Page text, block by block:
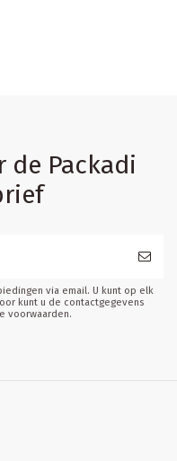
de Packadi
via email. U kunt op elk
kunt u de contactgegevens
voorwaarden.